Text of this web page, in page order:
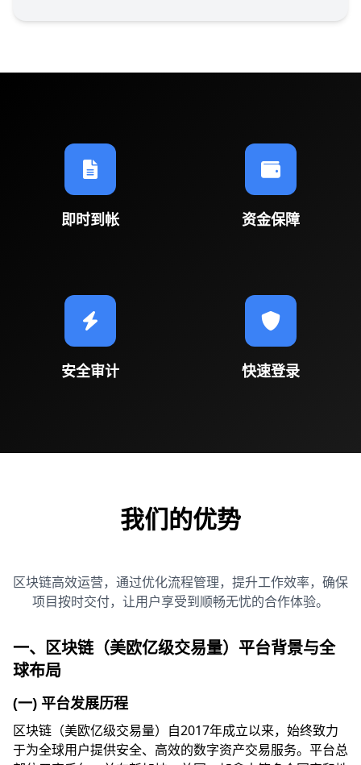
即时到帐 资金保障
安全审计 快速登录
我们的优势
区块链高效运营，通过优化流程管理，提升工作效率，确保
项目按时交付，让用户享受到顺畅无忧的合作体验。
一、区块链（美欧亿级交易量）平台背景与全
球布局
(一) 平台发展历程
区块链（美欧亿级交易量）自2017年成立以来，始终致力
于为全球用户提供安全、高效的数字资产交易服务。平台总